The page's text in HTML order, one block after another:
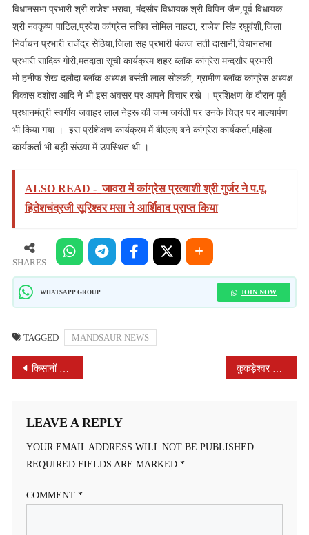
विधानसभा प्रभारी श्री राजेश भरावा, मंदसौर विधायक श्री विपिन जैन,पूर्व विधायक
श्री नवकृष्ण पाटिल,प्रदेश कांग्रेस सचिव सोमिल नाहटा, राजेश सिंह रघुवंशी,जिला
निर्वाचन प्रभारी राजेंद्र सेठिया,जिला सह प्रभारी पंकज सती दासानी,विधानसभा
प्रभारी सादिक गोरी,मतदाता सूची कार्यक्रम शहर ब्लॉक कांग्रेस मन्दसौर प्रभारी
मो.हनीफ शेख दलौदा ब्लॉक अध्यक्ष बसंती लाल सोलंकी, ग्रामीण ब्लॉक कांग्रेस अध्यक्ष
विकास दशोरा आदि ने भी इस अवसर पर आपने विचार रखे । प्रशिक्षण के दौरान पूर्व
प्रधानमंत्री स्वर्गीय जवाहर लाल नेहरू की जन्म जयंती पर उनके चित्र पर माल्यार्पण
भी किया गया । इस प्रशिक्षण कार्यक्रम में बीएलए बने कांग्रेस कार्यकर्ता,महिला
कार्यकर्ता भी बड़ी संख्या में उपस्थित थी ।
ALSO READ - जावरा में कांग्रेस प्रत्याशी श्री गुर्जर ने प.पू.
हितेशचंद्रजी सूरिश्वर मसा ने आर्शिवाद प्राप्त किया
SHARES
WHATSAPP GROUP JOIN NOW
TAGGED MANDSAUR NEWS
POST
किसानों की आय में वृद्धि के लिए भावान्तर भुगतान कार्यक्रम के तहत कृषि उपज मंडी मनासा में आयोजित
LEAVE A REPLY
YOUR EMAIL ADDRESS WILL NOT BE PUBLISHED.
REQUIRED FIELDS ARE MARKED *
COMMENT *